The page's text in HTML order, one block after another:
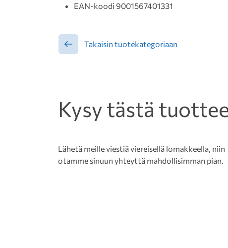
EAN-koodi 9001567401331
Takaisin tuotekategoriaan
Kysy tästä
Lähetä meille viestiä viereisellä lomakkeella, niin
otamme sinuun yhteyttä mahdollisimman pian.